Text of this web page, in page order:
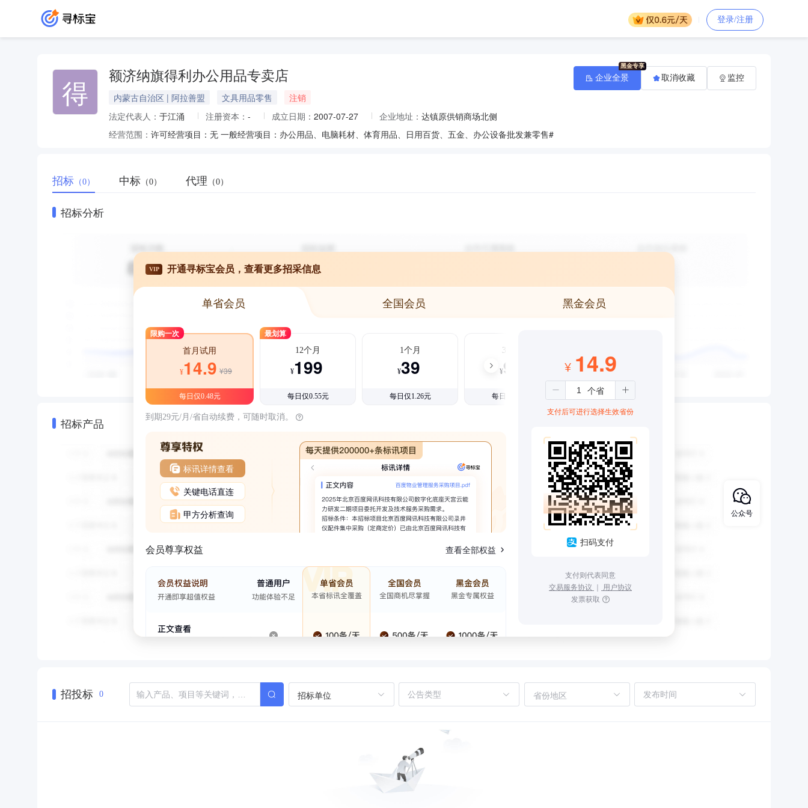
登录/注册
得 额济纳旗得利办公用品专卖店
内蒙古自治区 | 阿拉善盟 文具用品零售
注销
法定代表人： 于江涌 注册资本： - 成立日期： 2007-07-27 企业地址： 达镇原供销商场北侧
经营范围： 许可经营项目：无 一般经营项目：办公用品、电脑耗材、体育用品、日用百货、五金、办公设备批发兼零售#
企业全景 取消收藏 监控
招标 （0） 中标 （0） 代理 （0）
招标分析
招标产品
VIP 开通寻标宝会员，查看更多招采信息
单省会员 全国会员 黑金会员
限购一次
首月试用
¥14.9 ¥39
每日仅0.48元
最划算
12个月
¥199
每日仅0.55元
1个月
¥39
每日仅1.26元
3个月
¥99
每日仅1.08元
到期29元/月/省自动续费，可随时取消。
标讯详情查看
关键电话直连
甲方分析查询
会员尊享权益 查看全部权益
¥ 14.9
支付后可进行选择生效省份
扫码支付
支付则代表同意
交易服务协议 ｜ 用户协议
发票获取
招投标 0 招标单位 省份地区
公众号